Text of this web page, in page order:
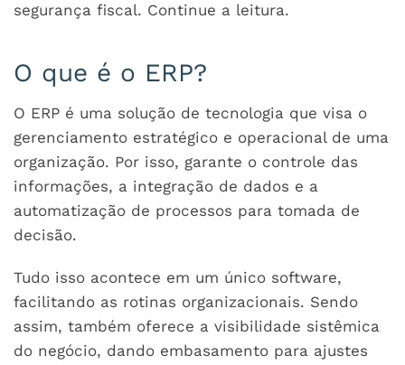
segurança fiscal. Continue a leitura.
O que é o ERP?
O ERP é uma solução de tecnologia que visa o
gerenciamento estratégico e operacional de uma
organização. Por isso, garante o controle das
informações, a integração de dados e a
automatização de processos para tomada de
decisão.
Tudo isso acontece em um único software,
facilitando as rotinas organizacionais. Sendo
assim, também oferece a visibilidade sistêmica
do negócio, dando embasamento para ajustes